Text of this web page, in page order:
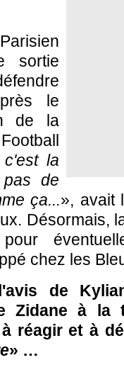
sortie
le
de la
c'est la
de
ça...», avait
Désormais,
chez les
de
Zidane à la
réagir et à
» …